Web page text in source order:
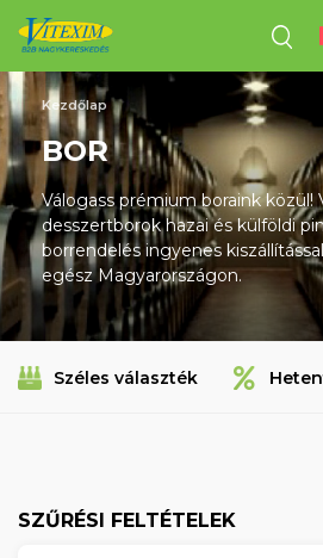
Kezdőlap
BOR
Válogass prémium boraink közül!
desszertborok hazai és külföldi
borrendelés ingyenes
egész Magyarországon.
Széles választék
SZŰRÉSI FELTÉTELEK